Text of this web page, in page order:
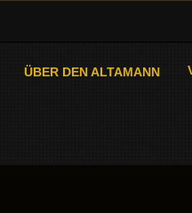
ÜBER DEN ALTAMANN